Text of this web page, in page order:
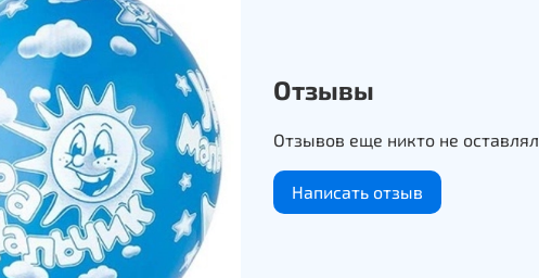
Отзывы
Отзывов еще никто не оставлял
Написать отзыв